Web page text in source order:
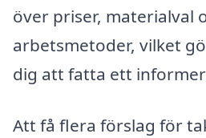
över priser, materialval
arbetsmetoder, vilket
dig att fatta ett
Att få flera förslag för